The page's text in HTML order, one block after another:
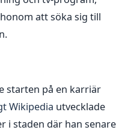
att söka sig till
starten på en karriär
Wikipedia utvecklade
i staden där han senare